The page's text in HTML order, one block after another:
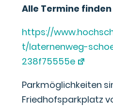
Alle Termine finden
https://
t/laternenweg-
238f75555e
Parkmöglichkeiten
Friedhofsparkplatz